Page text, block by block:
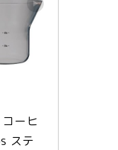
ーヒ
ステ